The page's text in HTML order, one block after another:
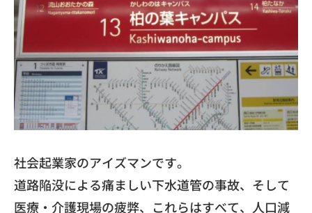
​社会起業家のアイズマンです。
​道路陥没による痛ましい下水道管の事故、そして
医療・介護現場の疲弊、これらはすべて、人口減